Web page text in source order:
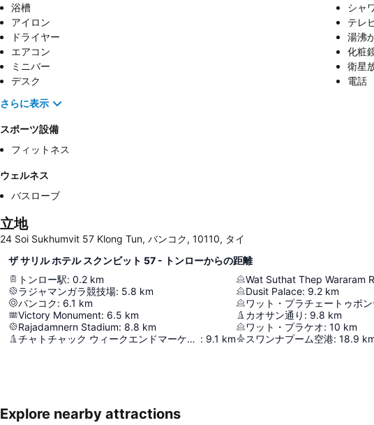
浴槽
シャ
アイロン
テレ
ドライヤー
湯沸
エアコン
化粧
ミニバー
衛星
デスク
電話
さらに表示
スポーツ設備
フィットネス
ウェルネス
バスローブ
立地
24 Soi Sukhumvit 57 Klong Tun, バンコク, 10110, タイ
ザ サリル ホテル スクンビット 57 - トンローからの距離
トンロー駅: 0.2 km
ラジャマンガラ競技場: 5.8 km
バンコク: 6.1 km
Victory Monument: 6.5 km
Rajadamnern Stadium: 8.8 km
チャトチャック ウィークエンドマーケット : 9.1 km
Dusit Palace: 9.2 km
カオサン通り : 9.8 km
ワット・プラケオ: 10 km
スワンナプーム空港: 18.9
Explore nearby attractions